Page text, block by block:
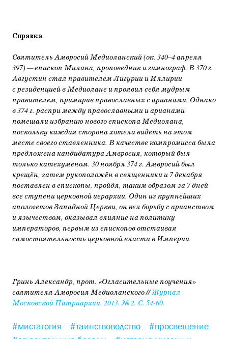
Справка
Святитель Амвросий Медиоланский (ок. 340–4 апреля
397) — епископ Милана, проповедник и гимнограф. В 370 г.
Августин стал правителем Лигурии и Иллирии
с резиденцией в Медиолане и проявил себя мудрым
правителем, примирив православных с арианами. Однако
в 374 г. распри между православными и арианами
помешали избранию нового епископа Медиолана,
поскольку каждая сторона хотела видеть на этом
месте своего ставленника. В качестве компромисса была
предложена кандидатура Амвросия, который был
только катехуменом. 30 ноября 374 г. Амвросий был
крещён, затем рукоположён в священники и 7 декабря
поставлен в епископы, пройдя, таким образом за 7 дней
все ступени церковной иерархии. Один из крупнейших
апологетов Западной Церкви, он вел борьбу с арианством
и язычеством, оказывал влияние на политику
императоров, первым из епископов отстаивая
самостоятельность церковной власти в Империи.
Гринь Александр, прот. «Огласительные поучения»
святителя Амвросия Медиоланского //Журнал
Московской Патриархии. 2013. № 2. С. 54-60.
#мистагогия #таинствоводство
#просвещение